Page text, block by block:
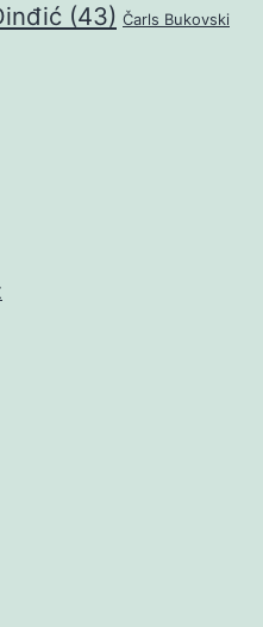
(43) Čarls Bukovski